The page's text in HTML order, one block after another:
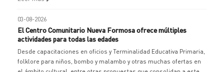
03-08-2026
El Centro Comunitario Nueva Formosa ofrece múltiples
actividades para todas las edades
Desde capacitaciones en oficios y Terminalidad Educativa Primaria,
folklore para niños, bombo y malambo y otras muchas ofertas en